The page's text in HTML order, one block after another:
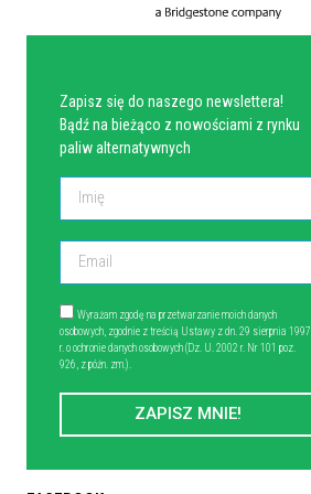
Zapisz się do naszego newslettera!
Bądź na bieżąco z nowościami z rynku
paliw alternatywnych
Wyrażam zgodę na przetwarzanie moich danych
osobowych, zgodnie z treścią Ustawy z dn. 29 sierpnia 1997
r. o ochronie danych osobowych (Dz. U. 2002 r. Nr 101 poz.
926, z późn. zm.).
ZAPISZ MNIE!